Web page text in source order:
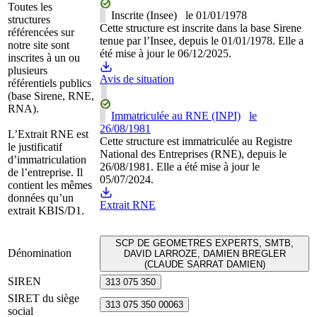
Toutes les
structures
référencées sur
notre site sont
inscrites à un ou
plusieurs
référentiels publics
(base Sirene, RNE,
RNA).
L’Extrait RNE est
le justificatif
d’immatriculation
de l’entreprise. Il
contient les mêmes
données qu’un
extrait KBIS/D1.
Inscrite (Insee) le 01/01/1978
Cette structure est inscrite dans la base Sirene
tenue par l’Insee, depuis le 01/01/1978. Elle a
été mise à jour le 06/12/2025.
Avis de situation
Immatriculée au RNE (INPI)
le
26/08/1981
Cette structure est immatriculée au Registre
National des Entreprises (RNE), depuis le
26/08/1981. Elle a été mise à jour le
05/07/2024.
Extrait RNE
Dénomination
SCP DE GEOMETRES EXPERTS, SMTB,
DAVID LARROZE, DAMIEN BREGLER
(CLAUDE SARRAT DAMIEN)
SIREN 313 075 350
SIRET du siège
social
313 075 350 00063